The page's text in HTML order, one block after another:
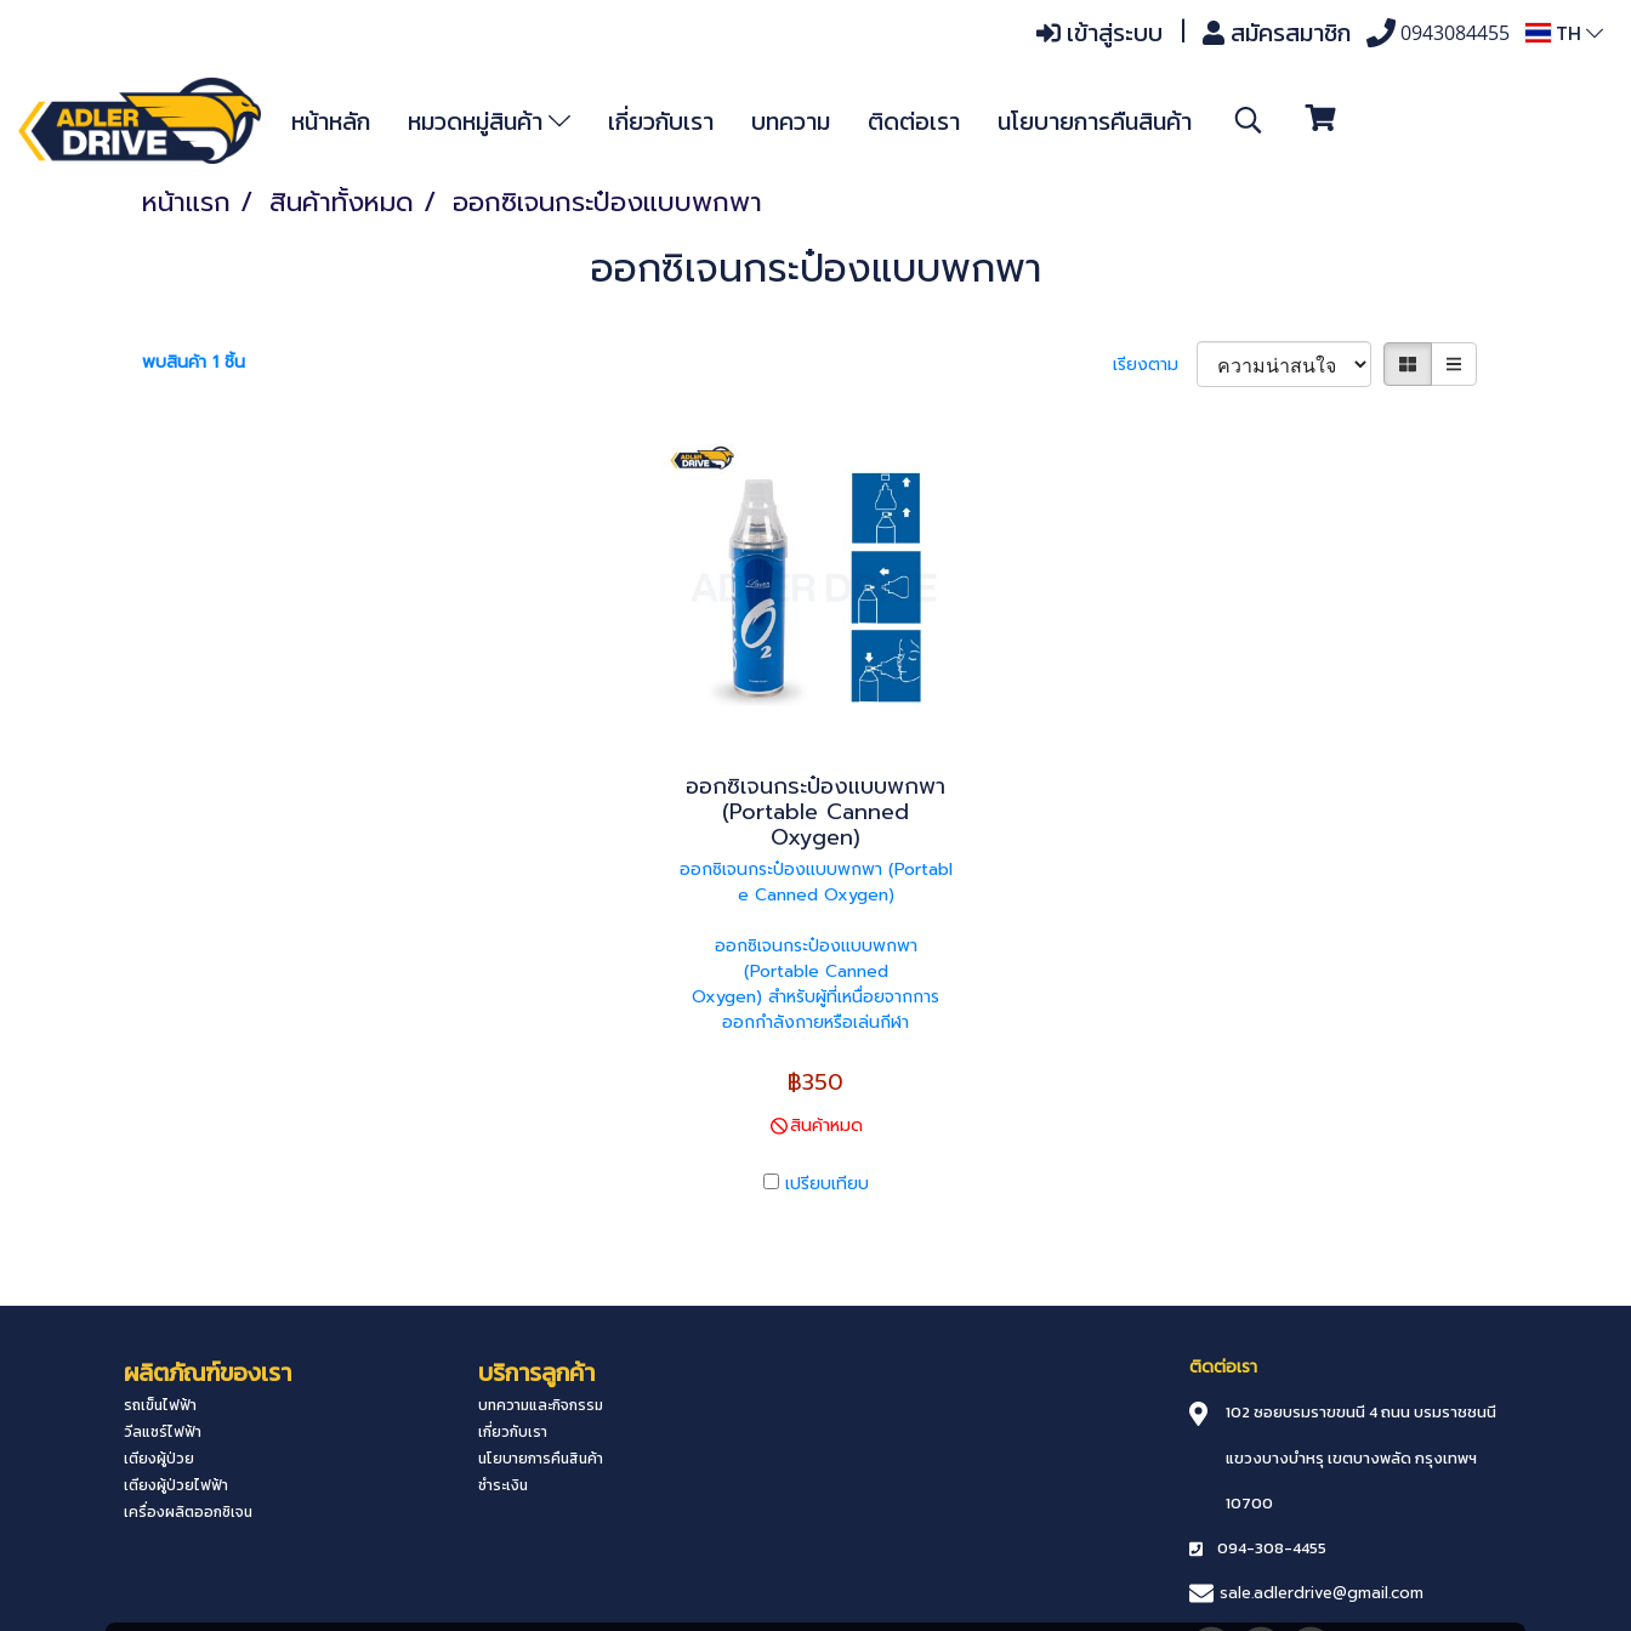
เข้าสู่ระบบ สมัครสมาชิก 0943084455 TH
หน้าหลัก หมวดหมู่สินค้า เกี่ยวกับเรา บทความ ติดต่อเรา นโยบายการคืนสินค้า
หน้าแรก สินค้าทั้งหมด ออกซิเจนกระป๋องแบบพกพา
ออกซิเจนกระป๋องแบบพกพา
พบสินค้า 1 ชิ้น เรียงตาม
ออกซิเจนกระป๋องแบบพกพา
(Portable Canned
Oxygen)
ออกซิเจนกระป๋องแบบพกพา (Portabl
e Canned Oxygen)
ออกซิเจนกระป๋องแบบพกพา
(Portable Canned
Oxygen) สำหรับผู้ที่เหนื่อยจากการ
ออกกำลังกายหรือเล่นกีฬา
฿350
สินค้าหมด
เปรียบเทียบ
ผลิตภัณฑ์ของเรา
รถเข็นไฟฟ้า
วีลแชร์ไฟฟ้า
เตียงผู้ป่วย
เตียงผู้ป่วยไฟฟ้า
เครื่องผลิตออกซิเจน
บริการลูกค้า
บทความและกิจกรรม
เกี่ยวกับเรา
นโยบายการคืนสินค้า
ชำระเงิน
ติดต่อเรา
102 ซอยบรมราขขนนี 4 ถนน บรมราชชนนี
แขวงบางบำหรุ เขตบางพลัดกรุงเทพฯ
10700
094-308-4455
sale.adlerdrive@gmail.com